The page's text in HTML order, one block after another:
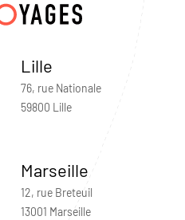
Lille
76, rue Nationale
59800 Lille
Marseille
12, rue Breteuil
13001 Marseille